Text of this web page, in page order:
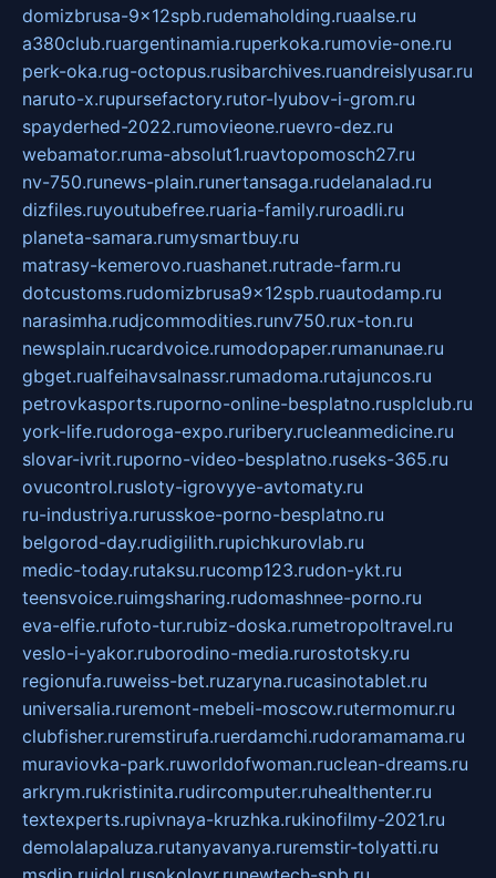
domizbrusa-9x12spb.rudemaholding.ruaalse.ru
a380club.ruargentinamia.ruperkoka.rumovie-one.ru
perk-oka.rug-octopus.rusibarchives.ruandreislyusar.ru
naruto-x.rupursefactory.rutor-lyubov-i-grom.ru
spayderhed-2022.rumovieone.ruevro-dez.ru
webamator.ruma-absolut1.ruavtopomosch27.ru
nv-750.runews-plain.runertansaga.rudelanalad.ru
dizfiles.ruyoutubefree.ruaria-family.ruroadli.ru
planeta-samara.rumysmartbuy.ru
matrasy-kemerovo.ruashanet.rutrade-farm.ru
dotcustoms.rudomizbrusa9x12spb.ruautodamp.ru
narasimha.rudjcommodities.runv750.rux-ton.ru
newsplain.rucardvoice.rumodopaper.rumanunae.ru
gbget.rualfeihavsalnassr.rumadoma.rutajuncos.ru
petrovkasports.ruporno-online-besplatno.rusplclub.ru
york-life.rudoroga-expo.ruribery.rucleanmedicine.ru
slovar-ivrit.ruporno-video-besplatno.ruseks-365.ru
ovucontrol.rusloty-igrovyye-avtomaty.ru
ru-industriya.rurusskoe-porno-besplatno.ru
belgorod-day.rudigilith.rupichkurovlab.ru
medic-today.rutaksu.rucomp123.rudon-ykt.ru
teensvoice.ruimgsharing.rudomashnee-porno.ru
eva-elfie.rufoto-tur.rubiz-doska.rumetropoltravel.ru
veslo-i-yakor.ruborodino-media.rurostotsky.ru
regionufa.ruweiss-bet.ruzaryna.rucasinotablet.ru
universalia.ruremont-mebeli-moscow.rutermomur.ru
clubfisher.ruremstirufa.ruerdamchi.rudoramamama.ru
muraviovka-park.ruworldofwoman.ruclean-dreams.ru
arkrym.rukristinita.rudircomputer.ruhealthenter.ru
textexperts.rupivnaya-kruzhka.rukinofilmy-2021.ru
demolalapaluza.rutanyavanya.ruremstir-tolyatti.ru